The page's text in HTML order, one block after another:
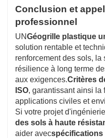
Conclusion et
professionnel
UNGéogrille plastique
solution rentable et
renforcement des sols, la
résilience à long terme
aux exigences.Critères
ISO, garantissant ainsi
applications civiles et
Si votre projet
des sols à haute
aider avecspécifications